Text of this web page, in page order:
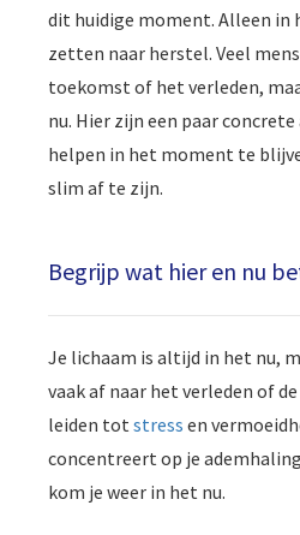
dit huidige moment. Alleen in
zetten naar herstel. Veel
toekomst of het verleden,
nu. Hier zijn een paar
helpen in het moment te
slim af te zijn.
Begrijp wat hier en nu
Je lichaam is altijd in het nu,
vaak af naar het verleden of
leiden tot stress en
concentreert op je
kom je weer in het nu.